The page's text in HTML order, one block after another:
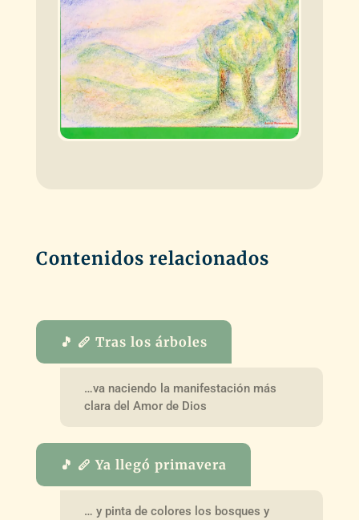
Contenidos relacionados
🎵 🪈 Tras los árboles
…va naciendo la manifestación más
clara del Amor de Dios
🎵 🪈 Ya llegó primavera
… y pinta de colores los bosques y